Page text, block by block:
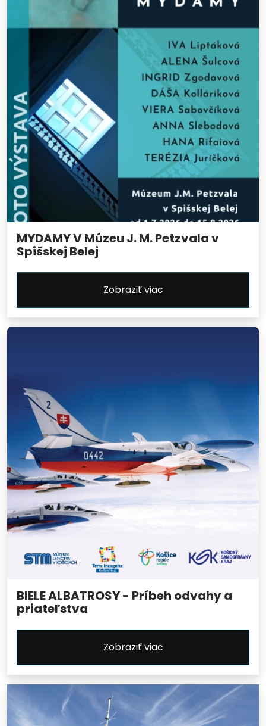
MYDAMY V Múzeu J. M. Petzvala v
Spišskej Belej
Zobraziť viac
BIELE ALBATROSY - Príbeh odvahy a
priateľstva
Zobraziť viac